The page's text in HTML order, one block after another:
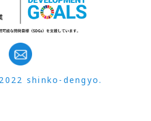
shinko-dengyo.